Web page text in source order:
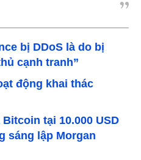
bị DDoS là do bị
cạnh tranh”
động khai thác
tại 10.000 USD
sáng lập Morgan